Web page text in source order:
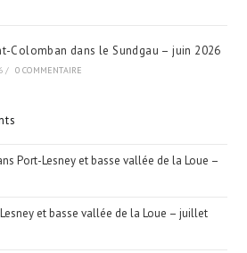
Colomban dans le Sundgau – juin 2026
/ 0 COMMENTAIRE
Port-Lesney et basse vallée de la Loue –
et basse vallée de la Loue – juillet